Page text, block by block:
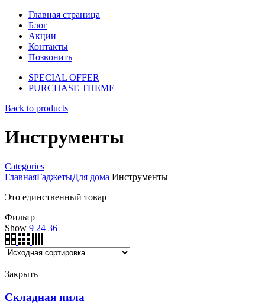
Главная страница
Блог
Акции
Контакты
Позвонить
SPECIAL OFFER
PURCHASE THEME
Back to products
Инструменты
Categories
ГлавнаяГаджетыДля дома Инструменты
Это единственный товар
Фильтр
Show 9 24 36
Закрыть
Складная пила